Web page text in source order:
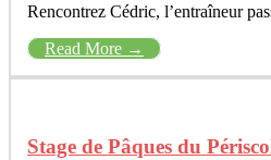
Rencontrez Cédric, l’entraîneur
Read More →
Stage de Pâques du